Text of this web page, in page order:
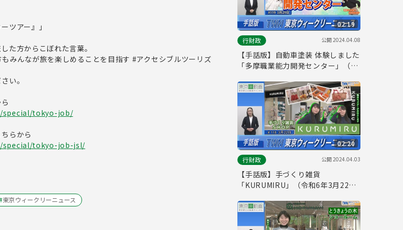
ツアー』」
た方からこぼれた言葉。
みんなが旅を楽しめることを目指す #アクセシブルツーリズ
い。
special/tokyo-job/
らから
special/tokyo-job-jsl/
東京ウィークリーニュース
02:19
行財政
公開2024.04.08
【手話版】自動車塗装 体験しました
「多摩職業能力開発センター」（令
ュース No.119）
02:20
行財政
公開2024.04.03
【手話版】手づくり雑貨
「KURUMIRU」（令和6年3月22日
No.118）